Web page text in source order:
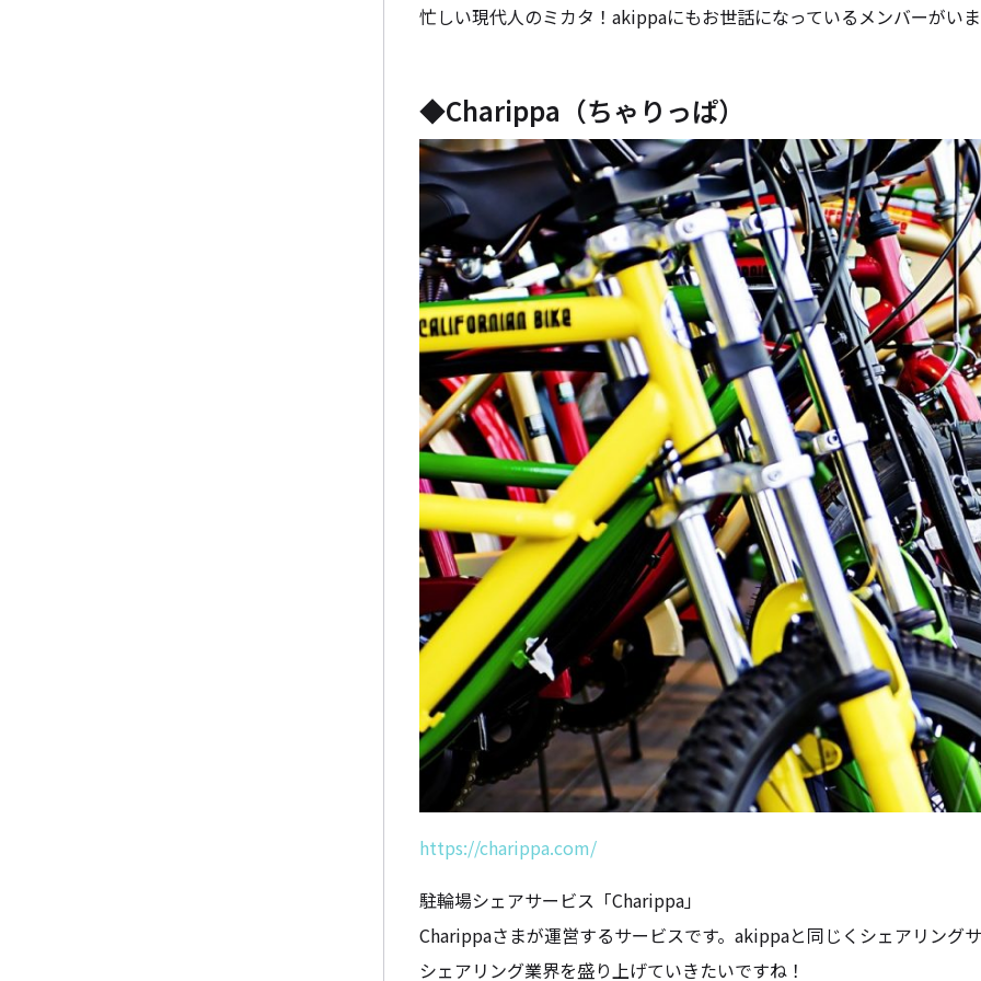
忙しい現代人のミカタ！akippaにもお世話になっているメンバーがい
◆Charippa（ちゃりっぱ）
https://charippa.com/
駐輪場シェアサービス「Charippa」
Charippaさまが運営するサービスです。akippaと同じくシェアリング
シェアリング業界を盛り上げていきたいですね！